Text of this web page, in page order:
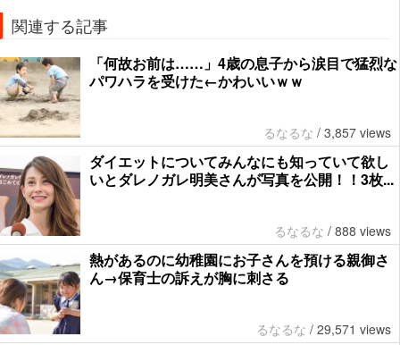
関連する記事
「何故お前は……」4歳の息子から涙目で猛烈な
パワハラを受けた←かわいいｗｗ
るなるな / 3,857 views
ダイエットについてみんなにも知っていて欲し
いとダレノガレ明美さんが写真を公開！！3枚...
るなるな / 888 views
熱があるのに幼稚園にお子さんを預ける親御さ
ん→保育士の訴えが胸に刺さる
るなるな / 29,571 views